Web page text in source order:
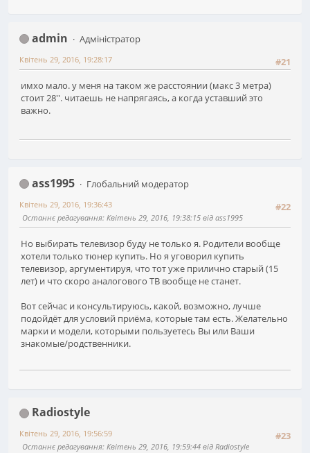
admin
Адміністратор
#21
Квітень 29, 2016, 19:28:17
имхо мало. у меня на таком же расстоянии (макс 3 метра)
стоит 28''. читаешь не напрягаясь, а когда уставший это
важно.
ass1995
Глобальний модератор
#22
Квітень 29, 2016, 19:36:43
Останнє редагування: Квітень 29, 2016, 19:38:15 від ass1995
Но выбирать телевизор буду не только я. Родители вообще
хотели только тюнер купить. Но я уговорил купить
телевизор, аргументируя, что тот уже прилично старый (15
лет) и что скоро аналогового ТВ вообще не станет.
Вот сейчас и консультируюсь, какой, возможно, лучше
подойдёт для условий приёма, которые там есть. Желательно
марки и модели, которыми пользуетесь Вы или Ваши
знакомые/родственники.
Radiostyle
#23
Квітень 29, 2016, 19:56:59
Останнє редагування: Квітень 29, 2016, 19:59:44 від Radiostyle